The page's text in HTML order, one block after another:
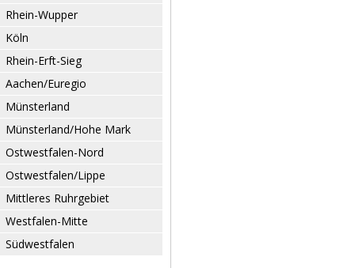
Rhein-Wupper
Köln
Rhein-Erft-Sieg
Aachen/Euregio
Münsterland
Münsterland/Hohe Mark
Ostwestfalen-Nord
Ostwestfalen/Lippe
Mittleres Ruhrgebiet
Westfalen-Mitte
Südwestfalen